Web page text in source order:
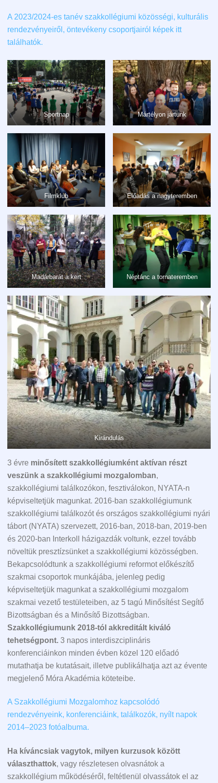
A 2023/2024-es tanév szakkollégiumi közösségi, kulturális
rendezvényeiről, öntevékeny csoportjairól képek itt
találhatók.
Sportnap Mártélyon jártunk
Filmklub Előadás a nagyteremben
Madárbarát a kert Néptánc a tornateremben
Kirándulás
3 évre minősített szakkollégiumként aktívan részt
veszünk a szakkollégiumi mozgalomban,
szakkollégiumi találkozókon, fesztiválokon, NYATA-n
képviseltetjük magunkat. 2016-ban szakkollégiumunk
szakkollégiumi találkozót és országos szakkollégiumi nyári
tábort (NYATA) szervezett, 2016-ban, 2018-ban, 2019-ben
és 2020-ban Interkoll házigazdák voltunk, ezzel tovább
növeltük presztízsünket a szakkollégiumi közösségben.
Bekapcsolódtunk a szakkollégiumi reformot előkészítő
szakmai csoportok munkájába, jelenleg pedig
képviseltetjük magunkat a szakkollégiumi mozgalom
szakmai vezető testületeiben, az 5 tagú Minősítést Segítő
Bizottságban és a Minősítő Bizottságban.
Szakkollégiumunk 2018-tól akkreditált kiváló
tehetségpont. 3 napos interdiszciplináris
konferenciáinkon minden évben közel 120 előadó
mutathatja be kutatásait, illetve publikálhatja azt az évente
megjelenő Móra Akadémia köteteibe.
A Szakkollégiumi Mozgalomhoz kapcsolódó
rendezvényeink, konferenciáink, találkozók, nyílt napok
2014–2023 fotóalbuma.
Ha kíváncsiak vagytok, milyen kurzusok között
választhattok, vagy részletesen olvasnátok a
szakkollégium működéséről, feltétlenül olvassátok el az